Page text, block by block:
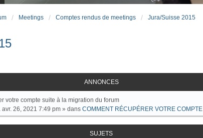
Meetings Comptes rendus de meetings Jura/Suisse 2015
ANNONCES
votre compte suite à la migration du forum
avr. 26, 2021 7:49 pm » dans COMMENT RÉCUPÉRER VOTRE COMPTE
SUJETS